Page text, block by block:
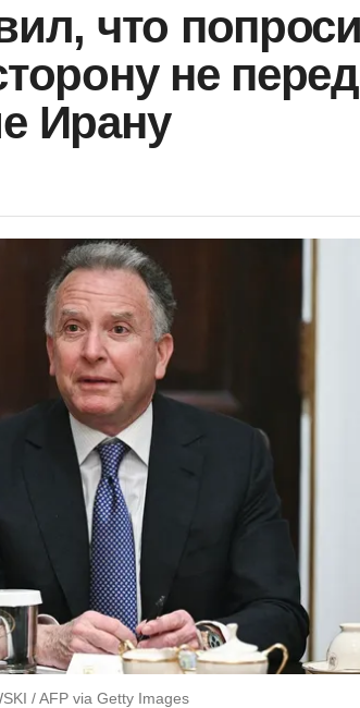
что
не
Ирану
/ AFP via Getty Images